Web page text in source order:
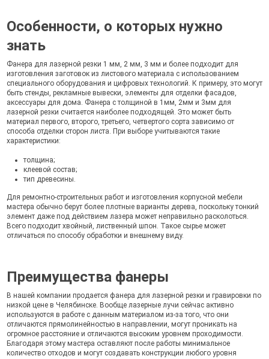
Особенности, о которых нужно
знать
Фанера для лазерной резки 1 мм, 2 мм, 3 мм и более подходит для
изготовления заготовок из листового материала с использованием
специального оборудования и цифровых технологий. К примеру, это могут
быть стенды, рекламные вывески, элементы для отделки фасадов,
аксессуары для дома. Фанера с толщиной в 1мм, 2мм и 3мм для
лазерной резки считается наиболее подходящей. Это может быть
материал первого, второго, третьего, четвертого сорта зависимо от
способа отделки сторон листа. При выборе учитываются такие
характеристики:
толщина;
клеевой состав;
тип древесины.
Для ремонтно-строительных работ и изготовления корпусной мебели
мастера обычно берут более плотные варианты дерева, поскольку тонкий
элемент даже под действием лазера может неправильно расколоться.
Всего подходит хвойный, лиственный шпон. Такое сырье может
отличаться по способу обработки и внешнему виду.
Преимущества фанеры
В нашей компании продается фанера для лазерной резки и гравировки по
низкой цене в Челябинске. Вообще лазерные лучи сейчас активно
используются в работе с данным материалом из-за того, что они
отличаются прямолинейностью в направлении, могут проникать на
огромное расстояние и отличаются высоким уровнем проходимости.
Благодаря этому мастера оставляют после работы минимальное
количество отходов и могут создавать конструкции любого уровня